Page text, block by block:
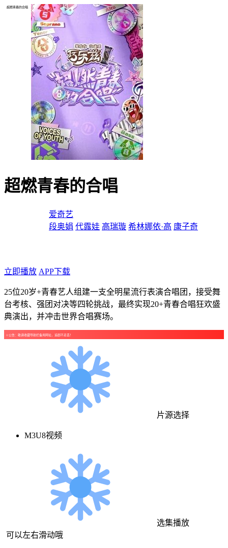
超燃青春的合唱
超燃青春的合唱
爱奇艺
段奥娟 代露娃 高瑞璇 希林娜依·高 康子奇
立即播放 APP下载
25位20岁+青春艺人组建一支全明星流行表演合唱团，接受舞
台考核、强团对决等四轮挑战，最终实现20+青春合唱狂欢盛
典演出，并冲击世界合唱赛场。
☺公告：敬请收藏导航栏备用网址，追剧不走丢！
片源选择
M3U8视频
选集播放
可以左右滑动哦